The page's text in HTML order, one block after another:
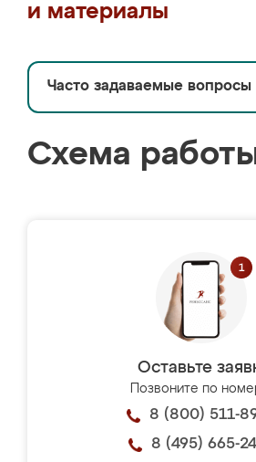
и материалы
Часто задаваемые вопросы
Схема
Оставьте
Позвоните по
8 (800) 511-
8 (495) 665-